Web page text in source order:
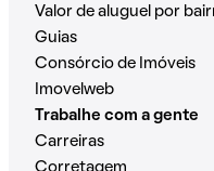
Valor de aluguel por
Guias
Consórcio de Imóveis
Imovelweb
Trabalhe com a gente
Carreiras